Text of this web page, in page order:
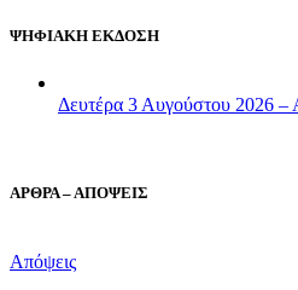
ΨΗΦΙΑΚΗ ΕΚΔΟΣΗ
Δευτέρα 3 Αυγούστου 2026
ΑΡΘΡΑ – ΑΠΟΨΕΙΣ
Απόψεις